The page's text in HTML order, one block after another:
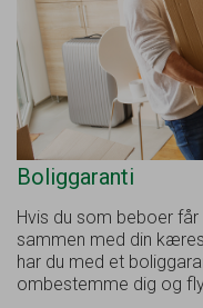
Boliggaranti
Hvis du som beboer
sammen med din
har du med et
ombestemme dig og